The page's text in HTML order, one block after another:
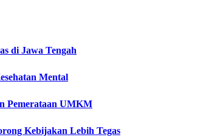
di Jawa Tengah
Mental
Pemerataan UMKM
Kebijakan Lebih Tegas